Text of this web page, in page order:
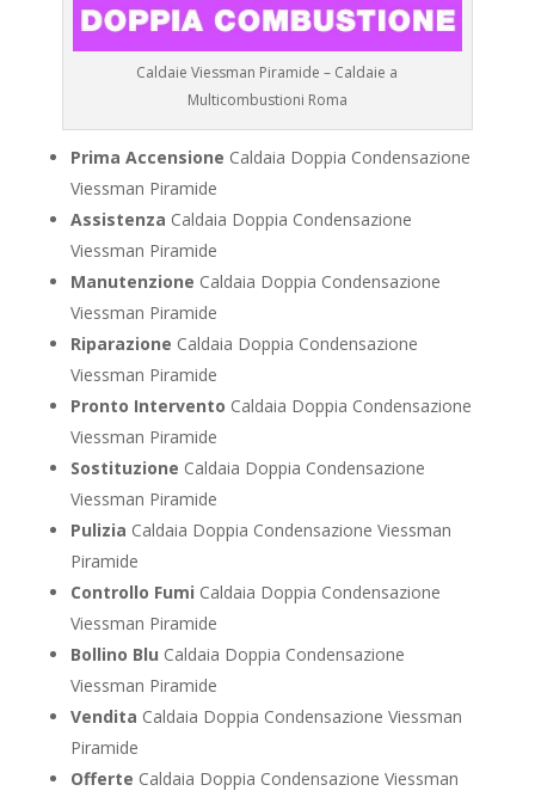
Caldaie Viessman Piramide – Caldaie a
Multicombustioni Roma
Prima Accensione Caldaia Doppia Condensazione
Viessman Piramide
Assistenza Caldaia Doppia Condensazione
Viessman Piramide
Manutenzione Caldaia Doppia Condensazione
Viessman Piramide
Riparazione Caldaia Doppia Condensazione
Viessman Piramide
Pronto Intervento Caldaia Doppia Condensazione
Viessman Piramide
Sostituzione Caldaia Doppia Condensazione
Viessman Piramide
Pulizia Caldaia Doppia Condensazione Viessman
Piramide
Controllo Fumi Caldaia Doppia Condensazione
Viessman Piramide
Bollino Blu Caldaia Doppia Condensazione
Viessman Piramide
Vendita Caldaia Doppia Condensazione Viessman
Piramide
Offerte Caldaia Doppia Condensazione Viessman